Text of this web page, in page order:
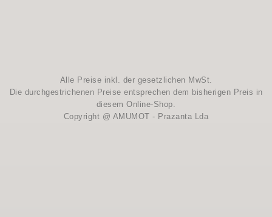
Alle Preise inkl. der gesetzlichen MwSt.
Die durchgestrichenen Preise entsprechen dem bisherigen Preis in
diesem Online-Shop.
Copyright @ AMUMOT - Prazanta Lda